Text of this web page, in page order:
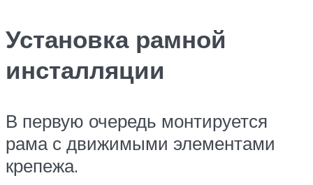
Установка рамной
инсталляции
В первую очередь монтируется
рама с движимыми элементами
крепежа.